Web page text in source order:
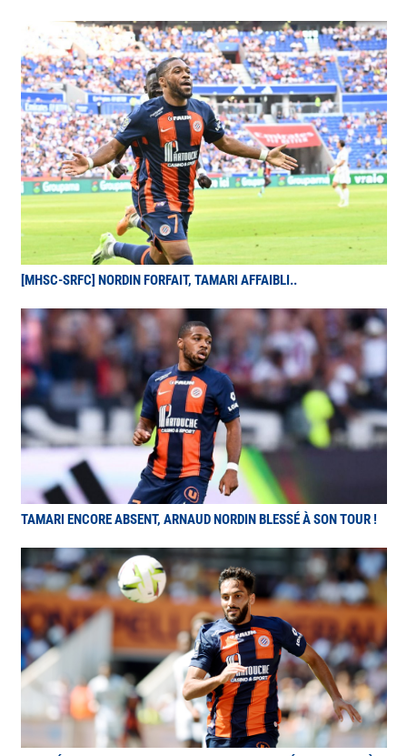
[MHSC-SRFC] NORDIN FORFAIT, TAMARI AFFAIBLI..
TAMARI ENCORE ABSENT, ARNAUD NORDIN BLESSÉ À SON TOUR !